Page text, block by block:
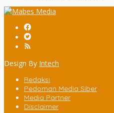
Design By Intech
Redaksi
Pedoman Media Siber
Media Partner
Disclaimer